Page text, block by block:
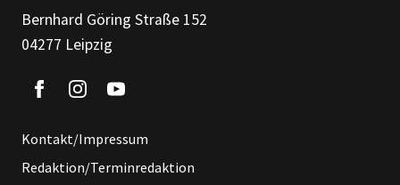
Bernhard Göring Straße 152
04277 Leipzig
Kontakt/Impressum
Redaktion/Terminredaktion